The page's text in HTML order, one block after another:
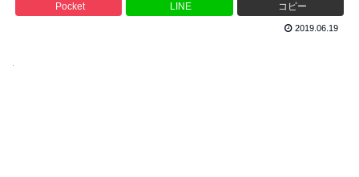
Pocket LINE コピー
2019.06.19